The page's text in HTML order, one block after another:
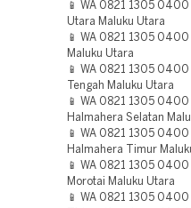
📱 WA 0821 1305
Utara Maluku Utara
📱 WA 0821 1305
Maluku Utara
📱 WA 0821 1305
Tengah Maluku Utara
📱 WA 0821 1305
Halmahera Selatan
📱 WA 0821 1305
Halmahera Timur
📱 WA 0821 1305
Morotai Maluku Utara
📱 WA 0821 1305